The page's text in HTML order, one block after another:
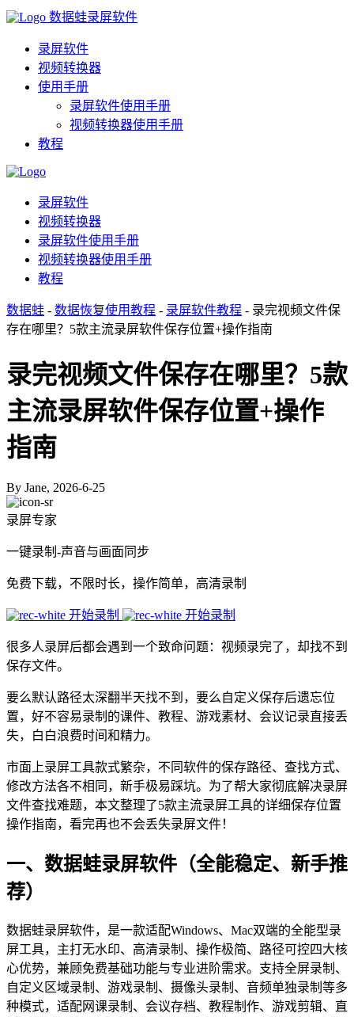
数据蛙录屏软件
录屏软件
视频转换器
使用手册
录屏软件使用手册
视频转换器使用手册
教程
录屏软件
视频转换器
录屏软件使用手册
视频转换器使用手册
教程
数据蛙 - 数据恢复使用教程 - 录屏软件教程 - 录完视频文件保
存在哪里？5款主流录屏软件保存位置+操作指南
录完视频文件保存在哪里？5款
主流录屏软件保存位置+操作
指南
By Jane, 2026-6-25
录屏专家
一键录制-声音与画面同步
免费下载，不限时长，操作简单，高清录制
开始录制 开始录制
很多人录屏后都会遇到一个致命问题：视频录完了，却找不到
保存文件。
要么默认路径太深翻半天找不到，要么自定义保存后遗忘位
置，好不容易录制的课件、教程、游戏素材、会议记录直接丢
失，白白浪费时间和精力。
市面上录屏工具款式繁杂，不同软件的保存路径、查找方式、
修改方法各不相同，新手极易踩坑。为了帮大家彻底解决录屏
文件查找难题，本文整理了5款主流录屏工具的详细保存位置
操作指南，看完再也不会丢失录屏文件！
一、数据蛙录屏软件（全能稳定、新手推
荐）
数据蛙录屏软件，是一款适配Windows、Mac双端的全能型录
屏工具，主打无水印、高清录制、操作极简、路径可控四大核
心优势，兼顾免费基础功能与专业进阶需求。支持全屏录制、
自定义区域录制、游戏录制、摄像头录制、音频单独录制等多
种模式，适配网课录制、会议存档、教程制作、游戏剪辑、直